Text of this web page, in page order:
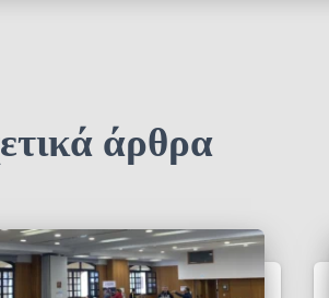
άρθρα